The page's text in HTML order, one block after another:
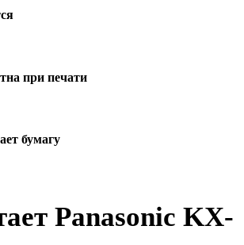
при печати
бумагу
Panasonic KX-